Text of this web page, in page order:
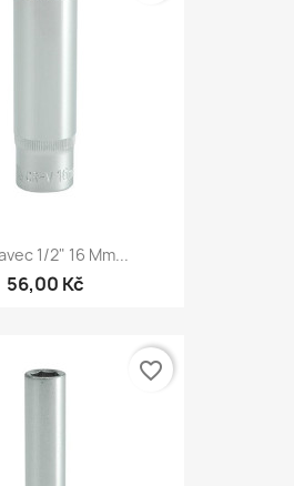
1/2" 16 Mm...
56,00 Kč
favorite_border